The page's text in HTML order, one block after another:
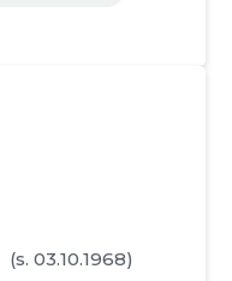
(s. 03.10.1968)